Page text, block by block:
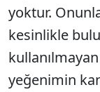
yoktur.
kesinlikle
kullanılmayan
yeğenimin